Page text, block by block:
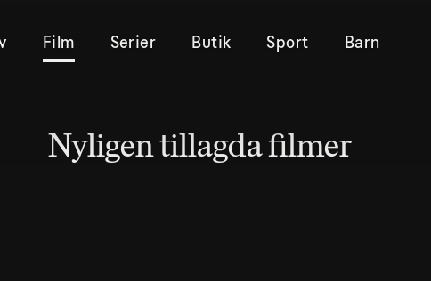
Film Serier Butik Sport Barn
Nyligen tillagda filmer